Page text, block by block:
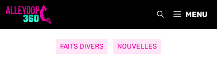
Aller
MENU
FAITS DIVERS NOUVELLES